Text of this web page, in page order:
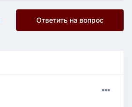
Ответить на вопрос